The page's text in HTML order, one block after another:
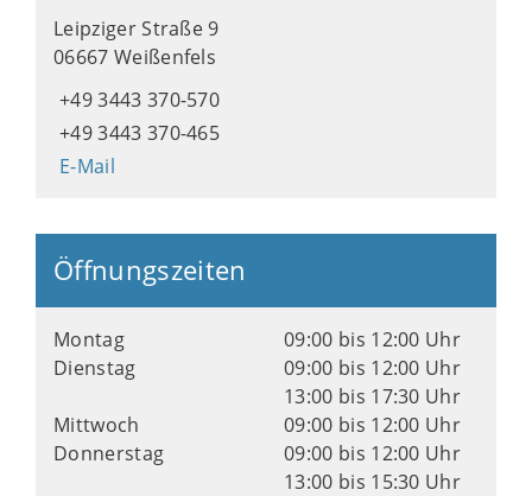
Leipziger Straße 9
06667 Weißenfels
+49 3443 370-570
+49 3443 370-465
E-Mail
Öffnungszeiten
Montag
09:00 bis 12:00 Uhr
Dienstag
09:00 bis 12:00 Uhr
13:00 bis 17:30 Uhr
Mittwoch
09:00 bis 12:00 Uhr
Donnerstag
09:00 bis 12:00 Uhr
13:00 bis 15:30 Uhr